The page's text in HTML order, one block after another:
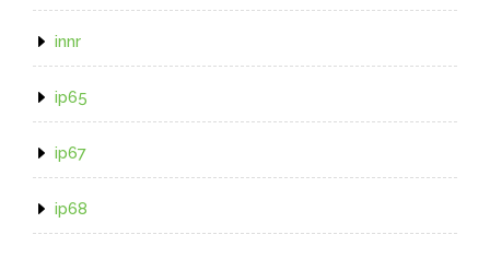
innr
ip65
ip67
ip68